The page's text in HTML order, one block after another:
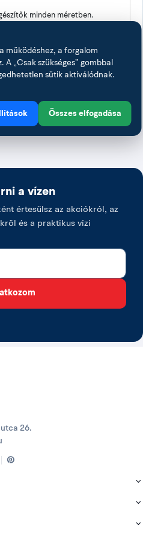
minden méretben.
teszik a vízi
a vízen
értesülsz az akciókról, az
és a praktikus vízi
26.
működéshez, a forgalom
„Csak szükséges” gombbal
sütik aktiválódnak.
Összes elfogadása